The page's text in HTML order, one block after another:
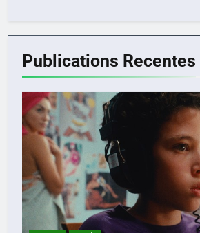
Publications Recentes